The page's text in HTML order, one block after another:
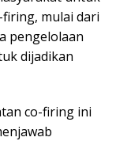
mulai dari
pengelolaan
dijadikan
co-firing ini